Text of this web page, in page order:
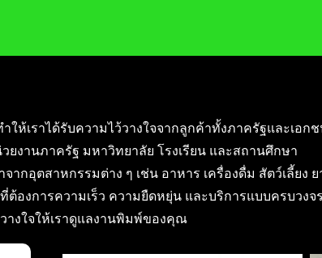
ให้เราได้รับความไว้วางใจจากลูกค้าทั้งภาครัฐและเอ
ยงานภาครัฐ มหาวิทยาลัย โรงเรียน และสถานศึกษา
กอุตสาหกรรมต่าง ๆ เช่น อาหาร เครื่องดื่ม สัตว์เลี้ยง
ต้องการความเร็ว ความยืดหยุ่น และบริการแบบครบวงจร
งใจให้เราดูแลงานพิมพ์ของคุณ